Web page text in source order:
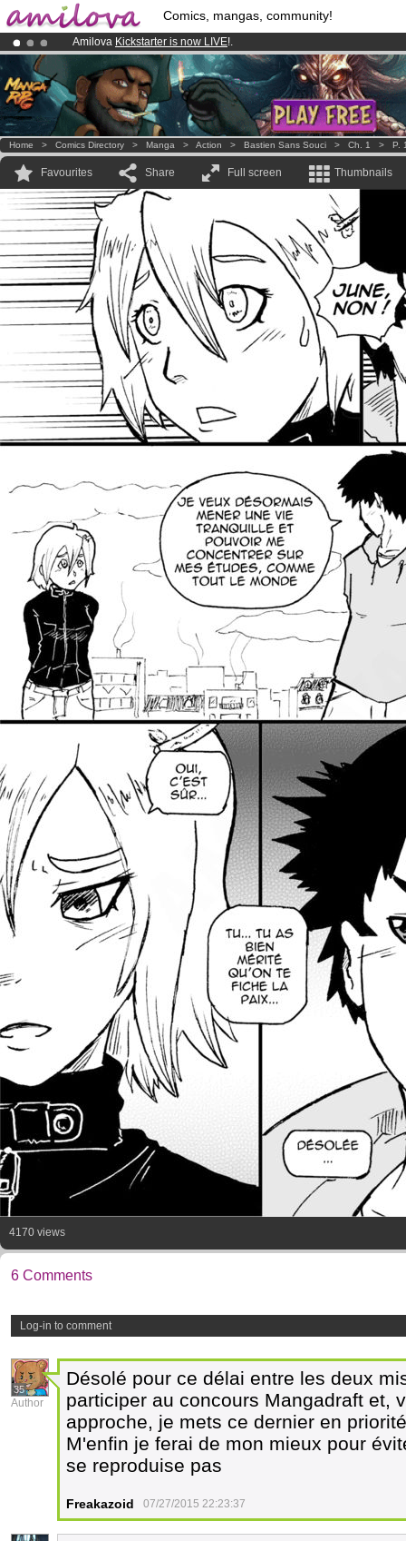
Comics, mangas, community!
Amilova Kickstarter is now LIVE!.
Already 100000membersand 1000comics & mangas!.
Premium membership from3.95 euros per month !Get membership
Home > Comics Directory > Manga > Action > Bastien Sans Souci > Ch. 1 > P.
Favourites Share Full screen Thumbnails
4170 views
6 Comments
Log-in to comment
35
Author
Désolé pour ce délai entre les deux
participer au concours Mangadraft et,
approche, je mets ce dernier en
M'enfin je ferai de mon mieux pour
se reproduise pas
Freakazoid 07/27/2015 22:23:37